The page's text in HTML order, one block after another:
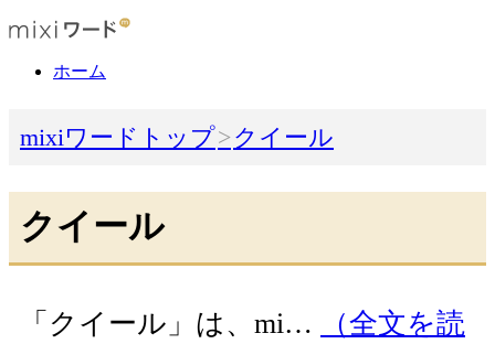
ホーム
mixiワードトップ クイール
クイール
「クイール」は、mi…
（全文を読